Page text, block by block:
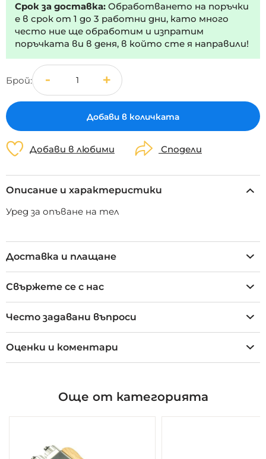
Срок за доставка: Обработването на поръчки
е в срок от 1 до 3 работни дни, като много
често ние ще обработим и изпратим
поръчката ви в деня, в който сте я направили!
Брой
Добави в количката
Добави в любими Сподели
Описание и характеристики
Уред за опъване на тел
Доставка и плащане
Свържете се с нас
Често задавани въпроси
Оценки и коментари
Още от категорията